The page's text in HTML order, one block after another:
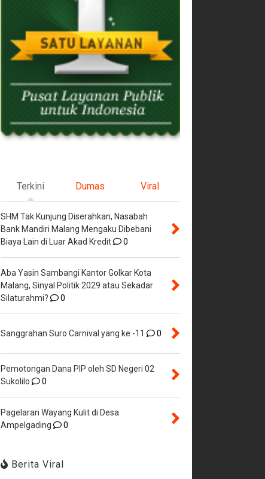
Terkini Dumas Viral
SHM Tak Kunjung Diserahkan, Nasabah
Bank Mandiri Malang Mengaku Dibebani
Biaya Lain di Luar Akad Kredit
0
Aba Yasin Sambangi Kantor Golkar Kota
Malang, Sinyal Politik 2029 atau Sekadar
Silaturahmi?
0
Sanggrahan Suro Carnival yang ke -11 0
Pemotongan Dana PIP oleh SD Negeri 02
Sukolilo
0
Pagelaran Wayang Kulit di Desa
Ampelgading
0
Berita Viral